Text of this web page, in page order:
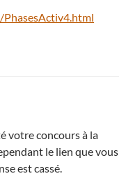
votre concours à la
le lien que vous
est cassé.